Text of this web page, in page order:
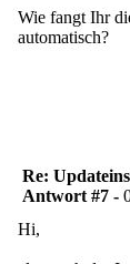
&
&
For each
Set
Set
Set
Wie fangt Ihr
automatisch?
Re:
Antwort #7 -
Hi,